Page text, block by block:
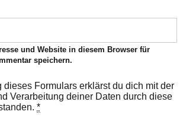
und Website in diesem Browser für
speichern.
dieses Formulars erklärst du dich mit der
Verarbeitung deiner Daten durch diese
*